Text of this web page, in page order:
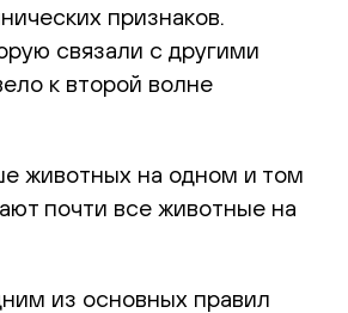
признаков.
связали с другими
к второй волне
животных на одном и том
почти все животные на
из основных правил